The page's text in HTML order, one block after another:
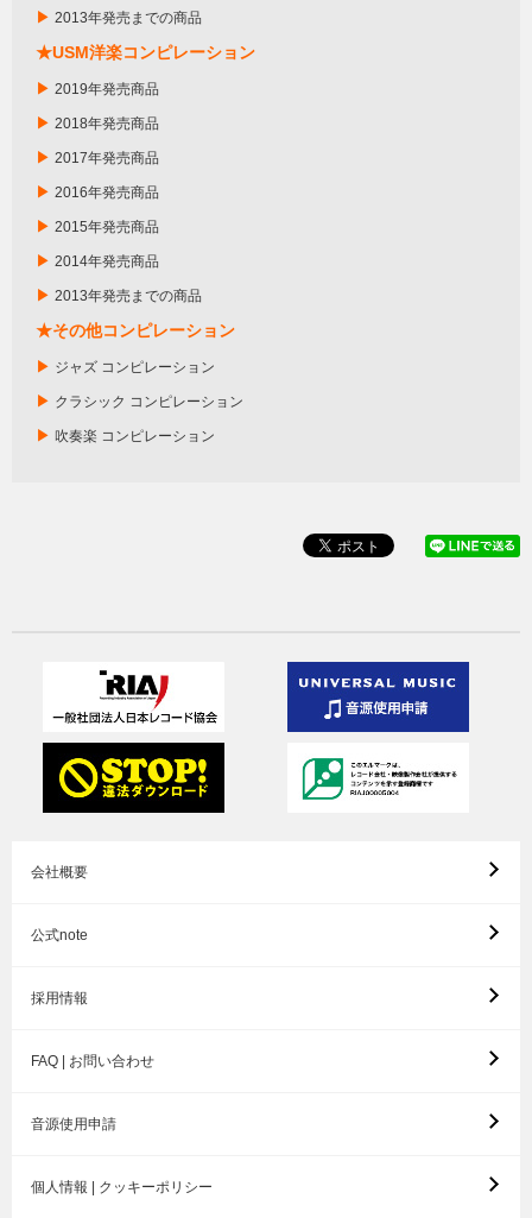
▶ 2013年発売までの商品
★USM洋楽コンピレーション
▶ 2019年発売商品
▶ 2018年発売商品
▶ 2017年発売商品
▶ 2016年発売商品
▶ 2015年発売商品
▶ 2014年発売商品
▶ 2013年発売までの商品
★その他コンピレーション
▶ ジャズ コンピレーション
▶ クラシック コンピレーション
▶ 吹奏楽 コンピレーション
会社概要
公式note
採用情報
FAQ | お問い合わせ
音源使用申請
個人情報 | クッキーポリシー